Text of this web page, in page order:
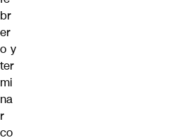
br
er
o y
ter
mi
na
r
co